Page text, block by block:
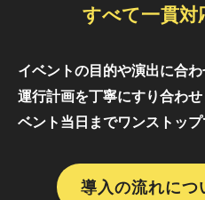
すべて一貫対
イベントの目的や演出に合
運行計画を丁寧にすり合わ
ベント当日までワンストップ
導入の流れにつ